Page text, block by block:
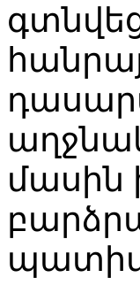
մասին